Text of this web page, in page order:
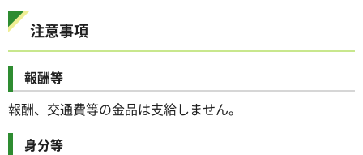
注意事項
報酬等
報酬、交通費等の金品は支給しません。
身分等